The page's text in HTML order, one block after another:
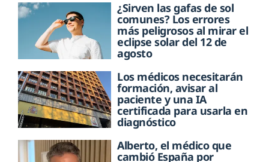
¿Sirven las gafas de sol
comunes? Los errores
más peligrosos al mirar el
eclipse solar del 12 de
agosto
Los médicos necesitarán
formación, avisar al
paciente y una IA
certificada para usarla en
diagnóstico
Alberto, el médico que
cambió España por